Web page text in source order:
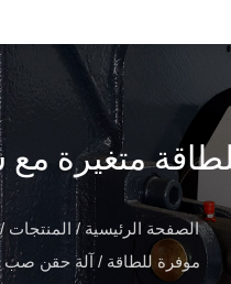
الصفحة الرئيسية/ المنتجات /
موفرة للطاقة / آلة حقن صب